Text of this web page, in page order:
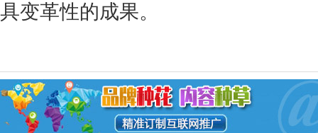
具变革性的成果。